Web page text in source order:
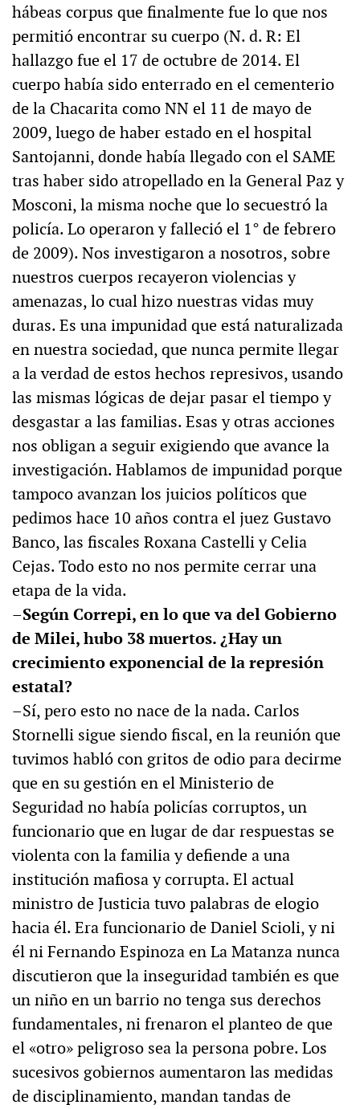
hábeas corpus que finalmente fue lo que nos
permitió encontrar su cuerpo (N. d. R: El
hallazgo fue el 17 de octubre de 2014. El
cuerpo había sido enterrado en el cementerio
de la Chacarita como NN el 11 de mayo de
2009, luego de haber estado en el hospital
Santojanni, donde había llegado con el SAME
tras haber sido atropellado en la General Paz y
Mosconi, la misma noche que lo secuestró la
policía. Lo operaron y falleció el 1° de febrero
de 2009). Nos investigaron a nosotros, sobre
nuestros cuerpos recayeron violencias y
amenazas, lo cual hizo nuestras vidas muy
duras. Es una impunidad que está naturalizada
en nuestra sociedad, que nunca permite llegar
a la verdad de estos hechos represivos, usando
las mismas lógicas de dejar pasar el tiempo y
desgastar a las familias. Esas y otras acciones
nos obligan a seguir exigiendo que avance la
investigación. Hablamos de impunidad porque
tampoco avanzan los juicios políticos que
pedimos hace 10 años contra el juez Gustavo
Banco, las fiscales Roxana Castelli y Celia
Cejas. Todo esto no nos permite cerrar una
etapa de la vida.
–Según Correpi, en lo que va del Gobierno
de Milei, hubo 38 muertos. ¿Hay un
crecimiento exponencial de la represión
estatal?
–Sí, pero esto no nace de la nada. Carlos
Stornelli sigue siendo fiscal, en la reunión que
tuvimos habló con gritos de odio para decirme
que en su gestión en el Ministerio de
Seguridad no había policías corruptos, un
funcionario que en lugar de dar respuestas se
violenta con la familia y defiende a una
institución mafiosa y corrupta. El actual
ministro de Justicia tuvo palabras de elogio
hacia él. Era funcionario de Daniel Scioli, y ni
él ni Fernando Espinoza en La Matanza nunca
discutieron que la inseguridad también es que
un niño en un barrio no tenga sus derechos
fundamentales, ni frenaron el planteo de que
el «otro» peligroso sea la persona pobre. Los
sucesivos gobiernos aumentaron las medidas
de disciplinamiento, mandan tandas de